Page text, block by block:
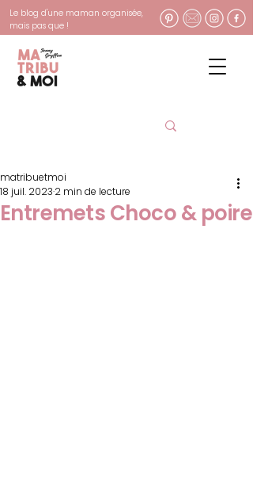
Le blog d'une maman organisée,
mais pas que !
Entremets Choco & poire
matribuetmoi
18 juil. 2023 2 min de lecture